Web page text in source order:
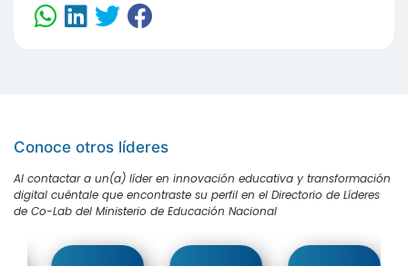
Conoce otros líderes
Al contactar a un(a) líder en innovación educativa y transformación
digital cuéntale que encontraste su perfil en el Directorio de Líderes
de Co-Lab del Ministerio de Educación Nacional